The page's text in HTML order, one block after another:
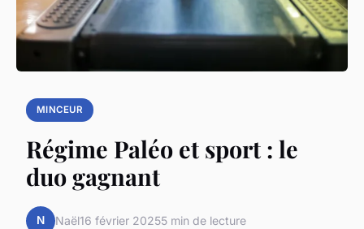
MINCEUR
Régime Paléo et sport : le
duo gagnant
N Naël16 février 20255 min de lecture